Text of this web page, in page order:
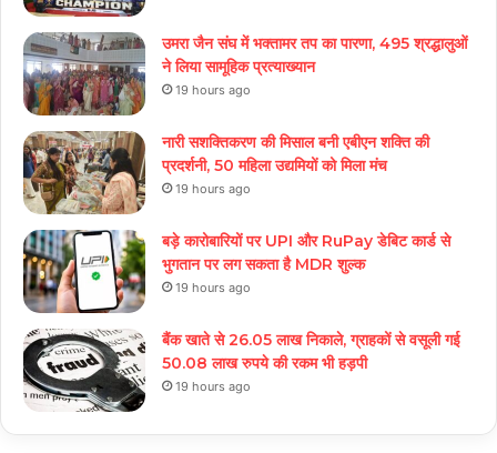
उमरा जैन संघ में भक्तामर तप का पारणा, 495 श्रद्धालुओं
ने लिया सामूहिक प्रत्याख्यान
19 hours ago
नारी सशक्तिकरण की मिसाल बनी एबीएन शक्ति की
प्रदर्शनी, 50 महिला उद्यमियों को मिला मंच
19 hours ago
बड़े कारोबारियों पर UPI और RuPay डेबिट कार्ड से
भुगतान पर लग सकता है MDR शुल्क
19 hours ago
बैंक खाते से 26.05 लाख निकाले, ग्राहकों से वसूली गई
50.08 लाख रुपये की रकम भी हड़पी
19 hours ago